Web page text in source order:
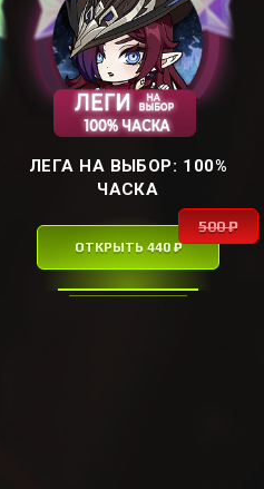
ЛЕГА НА ВЫБОР: ㅤ100%
ЧАСКАㅤ
ОТКРЫТЬ 440 ₽
500 ₽